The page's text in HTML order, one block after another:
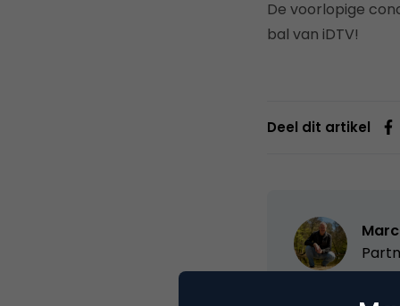
De voorlopige
bal van iDTV!
Deel dit artikel
Oprichter/